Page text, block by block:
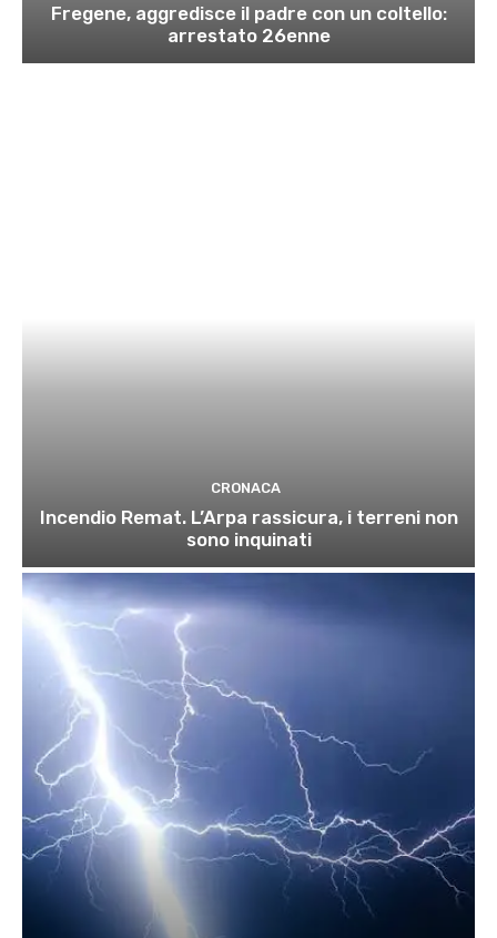
Fregene, aggredisce il padre con un coltello:
arrestato 26enne
CRONACA
Incendio Remat. L’Arpa rassicura, i terreni non
sono inquinati